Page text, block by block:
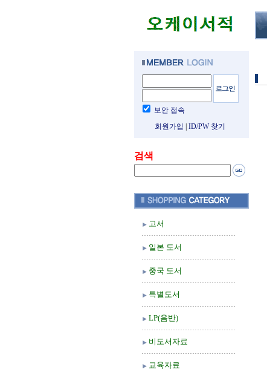
보안 접속
회원가입
ID/PW 찾기
검색
고서
일본 도서
중국 도서
특별도서
LP(음반)
비도서자료
교육자료